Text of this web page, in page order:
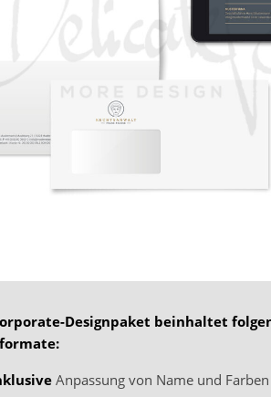
Designpaket beinhaltet
Anpassung von Name und Farben